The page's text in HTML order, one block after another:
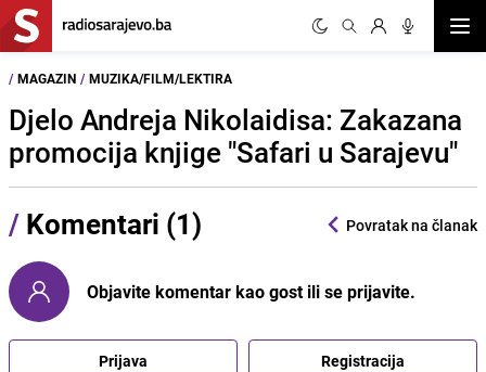
/ MAGAZIN / MUZIKA/FILM/LEKTIRA
Djelo Andreja Nikolaidisa: Zakazana
promocija knjige "Safari u Sarajevu"
/ Komentari (1) Povratak na članak
Objavite komentar kao gost ili se prijavite.
Prijava Registracija